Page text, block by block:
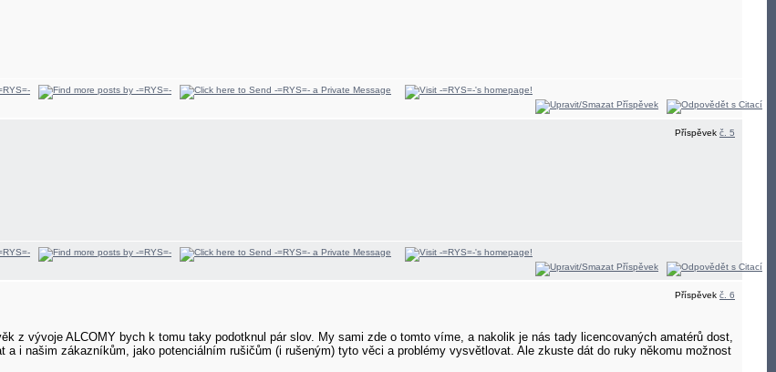
Příspěvek č. 5
Příspěvek č. 6
z vývoje ALCOMY bych k tomu taky podotknul pár slov. My sami zde o tomto víme, a nakolik je nás tady licencovaných amatérů dost,
a i našim zákazníkům, jako potenciálním rušičům (i rušeným) tyto věci a problémy vysvětlovat. Ale zkuste dát do ruky někomu možnost